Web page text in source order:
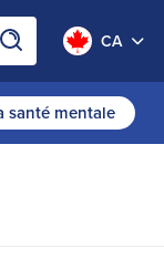
CA
santé mentale